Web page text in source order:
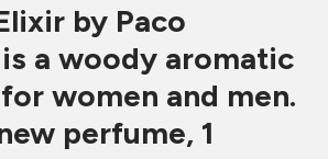
by Paco
is a woody aromatic
women and men.
perfume, 1